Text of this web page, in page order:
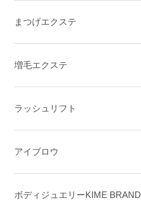
まつげエクステ
増毛エクステ
ラッシュリフト
アイブロウ
ボディジュエリーKIME BRAND